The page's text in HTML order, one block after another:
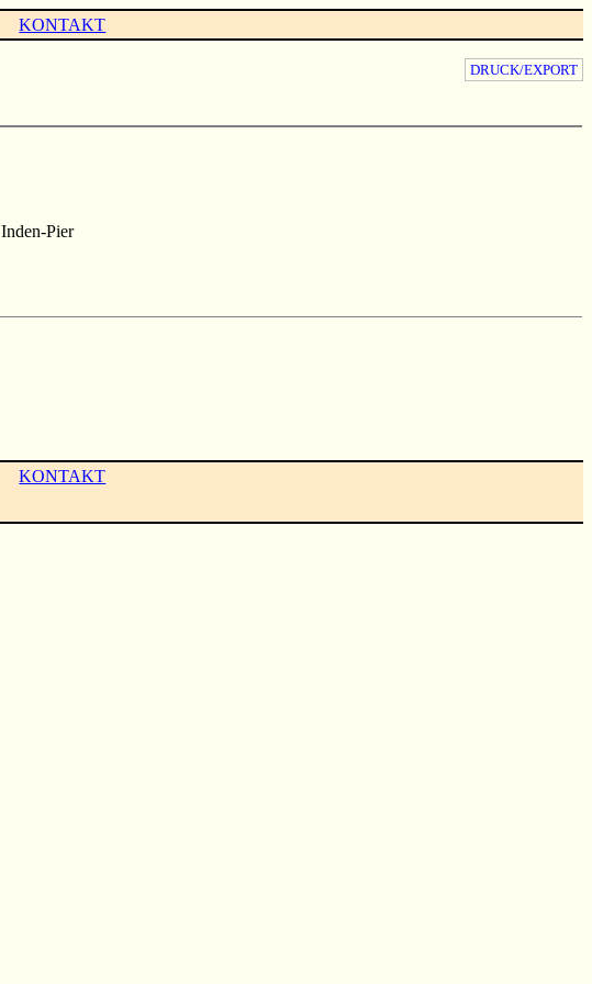
KONTAKT
DRUCK/EXPORT
Inden-Pier
KONTAKT